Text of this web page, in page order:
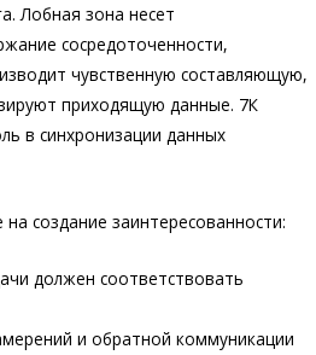
Лобная зона несет
сосредоточенности,
чувственную составляющую,
приходящую данные. 7К
в синхронизации данных
создание заинтересованности:
должен соответствовать
и обратной коммуникации